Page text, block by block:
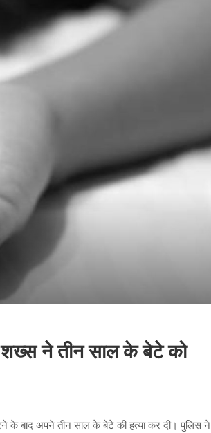
शख्स ने तीन साल के बेटे को
के बाद अपने तीन साल के बेटे की हत्या कर दी। पुलिस ने